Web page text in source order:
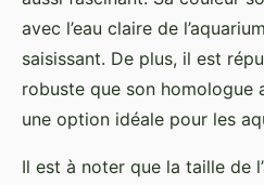
avec l’eau claire de
saisissant. De plus, il est
robuste que son homologue
une option idéale pour les
Il est à noter que la taille de